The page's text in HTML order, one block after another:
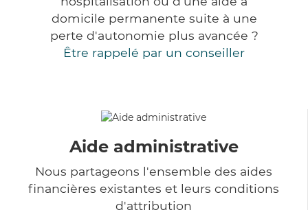
domicile permanente suite à une
perte d'autonomie plus avancée ?
Être rappelé par un conseiller
Aide administrative
Nous partageons l'ensemble des aides
financières existantes et leurs conditions
d'attribution